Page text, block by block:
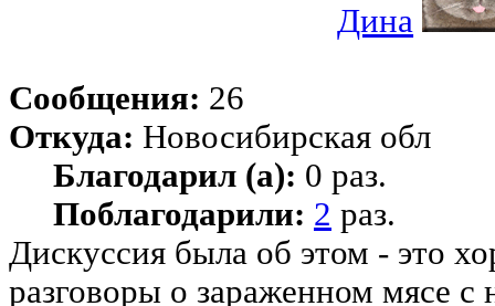
Дина
Сообщения: 26
Откуда: Новосибирская обл
Благодарил (а): 0 раз.
Поблагодарили: 2 раз.
Дискуссия была об этом - это
разговоры о зараженном мясе